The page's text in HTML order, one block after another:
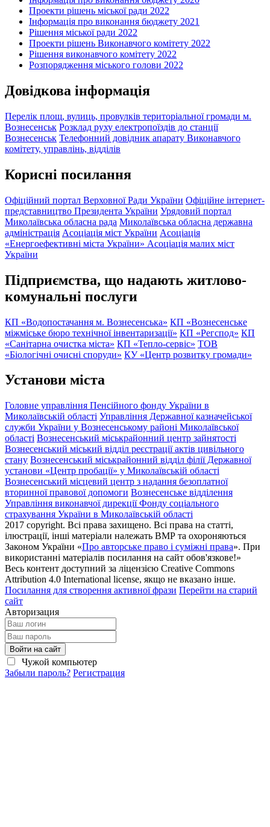
Проекти рішень міської ради 2022
Інформація про виконання бюджету 2021
Рішення міської ради 2022
Проекти рішень Виконавчого комітету 2022
Рішення виконавчого комітету 2022
Розпорядження міського голови 2022
Довідкова інформація
Перелік площ, вулиць, провулків територіальної громади м.
Вознесенськ Розклад руху електропоїздів до станції
Вознесенськ Телефонний довідник апарату Виконавчого
комітету, управлінь, відділів
Корисні посилання
Офіційний портал Верховної Ради України Офіційне інтернет-
представництво Президента України Урядовий портал
Миколаївська обласна рада Миколаївська обласна державна
адміністрація Асоціація міст України Асоціація
«Енергоефективні міста України» Асоціація малих міст
України
Підприємства, що надають житлово-
комунальні послуги
КП «Водопостачання м. Вознесенська» КП «Вознесенське
міжміське бюро технічної інвентаризації» КП «Регспод» КП
«Санітарна очистка міста» КП «Тепло-сервіс» ТОВ
«Біологічні очисні споруди» КУ «Центр розвитку громади»
Установи міста
Головне управління Пенсійного фонду України в
Миколаївській області Управління Державної казначейської
служби України у Вознесенському районі Миколаївської
області Вознесенський міськрайонний центр зайнятості
Вознесенський міський відділ реєстрації актів цивільного
стану Вознесенський міськрайонний відділ філії Державної
установи «Центр пробації» у Миколаївській області
Вознесенський місцевий центр з надання безоплатної
вторинної правової допомоги Вознесенське відділення
Управління виконавчої дирекції Фонду соціального
страхування України в Миколаївській області
2017 copyright. Всі права захищено. Всі права на статті,
ілюстрації, інші матеріали належать ВМР та охороняються
Законом України «Про авторське право і суміжні права». При
використанні матеріалів посилання на сайт обов'язкове!»
Весь контент доступний за ліцензією Creative Commons
Attribution 4.0 International license, якщо не вказано інше.
Посилання для створення активної фрази Перейти на старий
сайт
Авторизация
Войти на сайт
Чужой компьютер
Забыли пароль? Регистрация